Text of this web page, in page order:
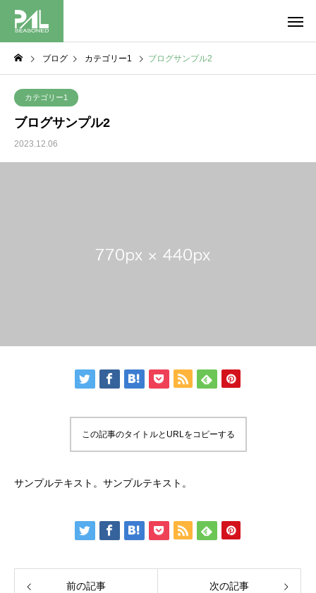
ブログ カテゴリー1 ブログサンプル2
カテゴリー1
ブログサンプル2
2023.12.06
この記事のタイトルとURLをコピーする
サンプルテキスト。サンプルテキスト。
前の記事 次の記事